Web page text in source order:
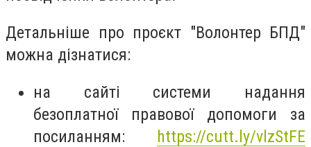
Детальніше про проєкт "Волонтер БПД"
можна дізнатися:
на сайті системи надання
безоплатної правової допомоги за
посиланням: https://cutt.ly/vlzStFE